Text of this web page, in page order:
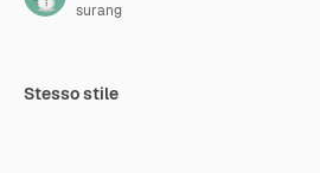
surang
Stesso stile